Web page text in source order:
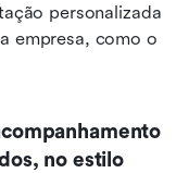
personalizada
empresa, como o
no estilo